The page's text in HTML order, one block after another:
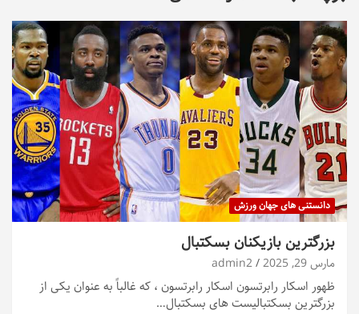
دانستنی های جهان ورزش
بزرگترین بازیکنان بسکتبال
مارس 29, 2025 admin2
ظهور اسکار رابرتسون اسکار رابرتسون ، که غالباً به عنوان یکی از
بزرگترین بسکتبالیست های بسکتبال…